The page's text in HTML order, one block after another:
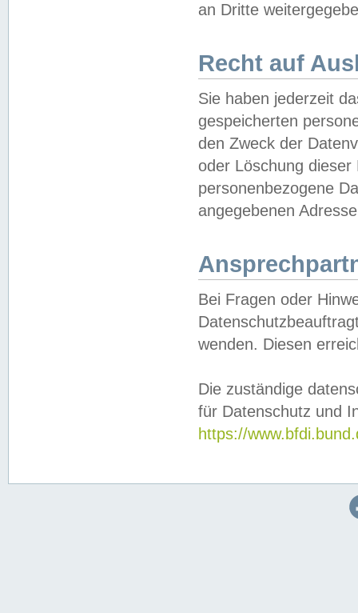
an Dritte
Recht auf
Sie haben jederzeit
gespeicherten
den Zweck der
oder Löschung
personenbezogene
angegebenen
Bei Fragen oder
wenden. Diesen
Die zuständige
für Datenschutz und
https://